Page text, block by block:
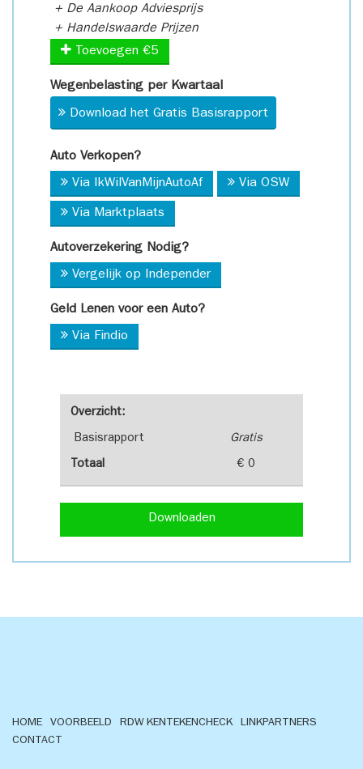
Overzicht:
Basisrapport Gratis
Totaal € 0
Downloaden
+ De Aankoop Adviesprijs
+ Handelswaarde Prijzen
Toevoegen €5
Wegenbelasting per Kwartaal
Download het Gratis Basisrapport
Auto Verkopen?
Via IkWilVanMijnAutoAf Via OSW
Via Marktplaats
Autoverzekering Nodig?
Vergelijk op Independer
Geld Lenen voor een Auto?
Via Findio
HOME VOORBEELD RDW KENTEKENCHECK
LINKPARTNERS
CONTACT